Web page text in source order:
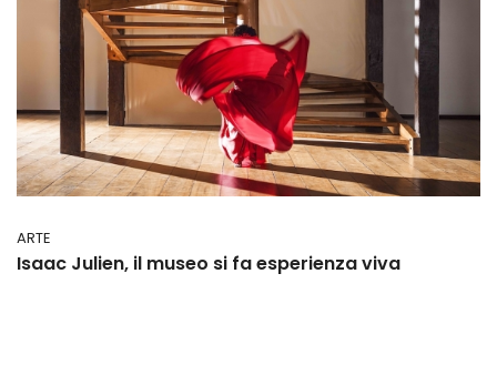
ARTE
Isaac Julien, il museo si fa esperienza viva